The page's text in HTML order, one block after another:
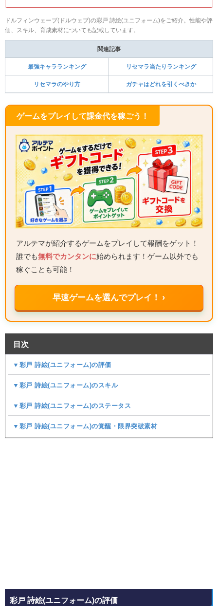
ドルフィンウェーブ(ドルウェブ)の彩戸 詩絵(ユニフォーム)をご紹介。性能や評
価、スキル、育成素材についても記載しています。
関連記事
最強キャラランキング リセマラ当たりランキング
リセマラのやり方 ガチャはどれを引くべきか
ゲームをプレイして課金代を稼ごう！
アルテマが紹介するゲームをプレイして報酬をゲット！
誰でも無料でカンタンに始められます！ゲーム以外でも
稼ぐことも可能！
早速ゲームを選んでプレイ！ ›
目次
▼彩戸 詩絵(ユニフォーム)の評価
▼彩戸 詩絵(ユニフォーム)のスキル
▼彩戸 詩絵(ユニフォーム)のステータス
▼彩戸 詩絵(ユニフォーム)の覚醒・限界突破素材
彩戸 詩絵(ユニフォーム)の評価